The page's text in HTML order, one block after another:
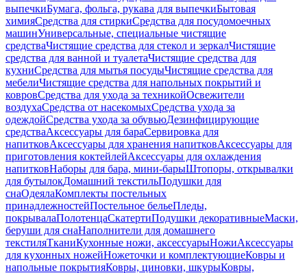
выпечкиБумага, фольга, рукава для выпечкиБытовая
химияСредства для стиркиСредства для посудомоечных
машинУниверсальные, специальные чистящие
средстваЧистящие средства для стекол и зеркалЧистящие
средства для ванной и туалетаЧистящие средства для
кухниСредства для мытья посудыЧистящие средства для
мебелиЧистящие средства для напольных покрытий и
ковровСредства для ухода за техникойОсвежители
воздухаСредства от насекомыхСредства ухода за
одеждойСредства ухода за обувьюДезинфицирующие
средстваАксессуары для бараСервировка для
напитковАксессуары для хранения напитковАксессуары для
приготовления коктейлейАксессуары для охлаждения
напитковНаборы для бара, мини-барыШтопоры, открывалки
для бутылокДомашний текстильПодушки для
снаОдеялаКомплекты постельных
принадлежностейПостельное бельеПледы,
покрывалаПолотенцаСкатертиПодушки декоративныеМаски,
беруши для снаНаполнители для домашнего
текстиляТканиКухонные ножи, аксессуарыНожиАксессуары
для кухонных ножейНожеточки и комплектующиеКовры и
напольные покрытияКовры, циновки, шкурыКовры,